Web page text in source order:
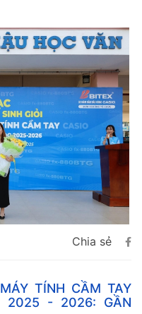
Chia sẻ
TÍNH CẦM TAY
2025 - 2026: GẦN